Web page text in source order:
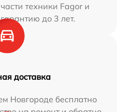
техники Fagor и
до 3 лет.
доставка
Новгороде бесплатно